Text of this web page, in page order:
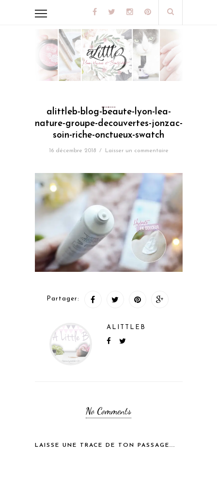
alittleb-blog-beaute-lyon-lea-
nature-groupe-decouvertes-jonzac-
soin-riche-onctueux-swatch
16 décembre 2018 / Laisser un commentaire
Partager:
ALITTLEB
No Comments
LAISSE UNE TRACE DE TON PASSAGE...